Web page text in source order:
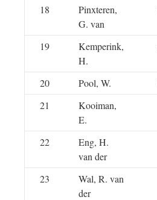
18
Pinxteren,
G. van
19
Kemperink,
H.
20 Pool, W.
21
Kooiman,
E.
22
Eng, H.
van der
23
Wal, R. van
der